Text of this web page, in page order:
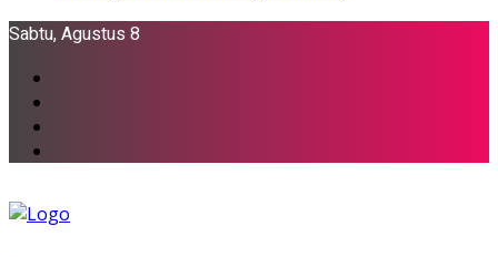
Sabtu, Agustus 8